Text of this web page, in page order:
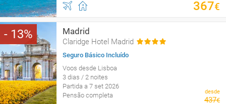
367€
13 Madrid
Claridge Hotel Madrid
Seguro Básico Incluído
Voos desde Lisboa
3 dias / 2 noites
Partida a 7 set 2026
Pensão completa
desde
437€